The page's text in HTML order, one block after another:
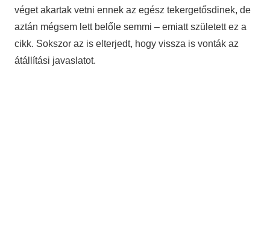
véget akartak vetni ennek az egész tekergetősdinek, de
aztán mégsem lett belőle semmi – emiatt született ez a
cikk. Sokszor az is elterjedt, hogy vissza is vonták az
átállítási javaslatot.